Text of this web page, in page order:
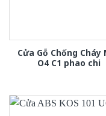
Cửa Gỗ Chống Cháy
O4 C1 phao chi